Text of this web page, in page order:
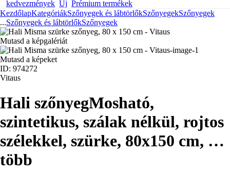
kedvezmények Új Prémium termékek
KezdőlapKategóriákSzőnyegek és lábtörlőkSzőnyegekSzőnyegek
...Szőnyegek és lábtörlőkSzőnyegek
Mutasd a képgalériát
Mutasd a képeket
ID: 974272
Vitaus
Hali szőnyegMosható,
szintetikus, szálak nélkül, rojtos
szélekkel, szürke, 80x150 cm, …
több